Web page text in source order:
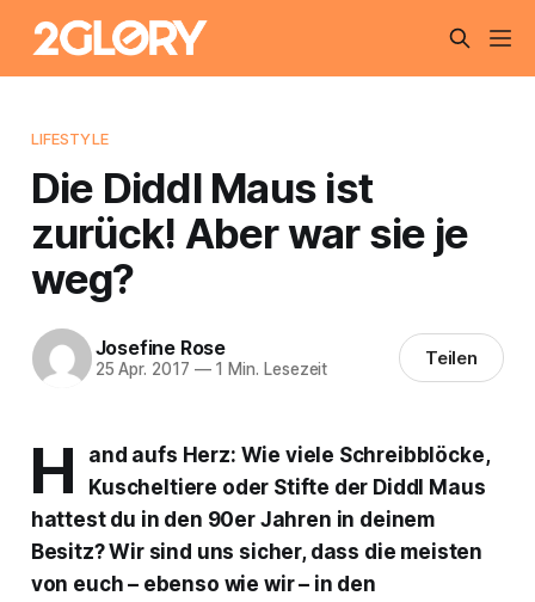
LIFESTYLE
Die Diddl Maus ist
zurück! Aber war sie je
weg?
Josefine Rose
25 Apr. 2017 —1 Min. Lesezeit Teilen
H
and aufs Herz: Wie viele Schreibblöcke,
Kuscheltiere oder Stifte der Diddl Maus
hattest du in den 90er Jahren in deinem
Besitz? Wir sind uns sicher, dass die meisten
von euch – ebenso wie wir – in den